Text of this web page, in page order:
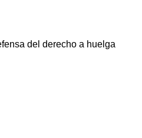
del derecho a huelga